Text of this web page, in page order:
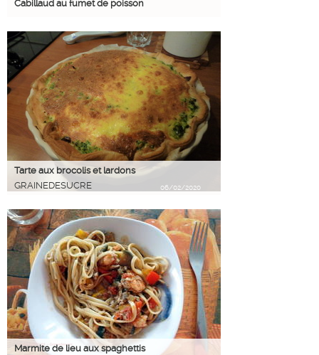
Cabillaud au fumet de poisson
Tarte aux brocolis et lardons
GRAINEDESUCRE
06/02/2020
Marmite de lieu aux spaghettis